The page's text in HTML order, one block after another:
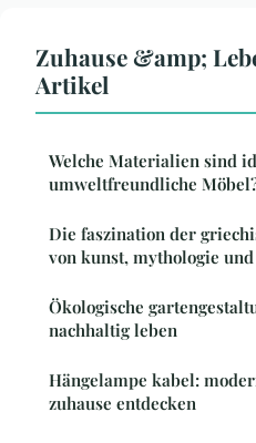
Zuhause &amp;
Artikel
Welche Materialien sind
umweltfreundliche
Die faszination der
von kunst, mythologie und
Ökologische
nachhaltig leben
Hängelampe kabel:
zuhause entdecken